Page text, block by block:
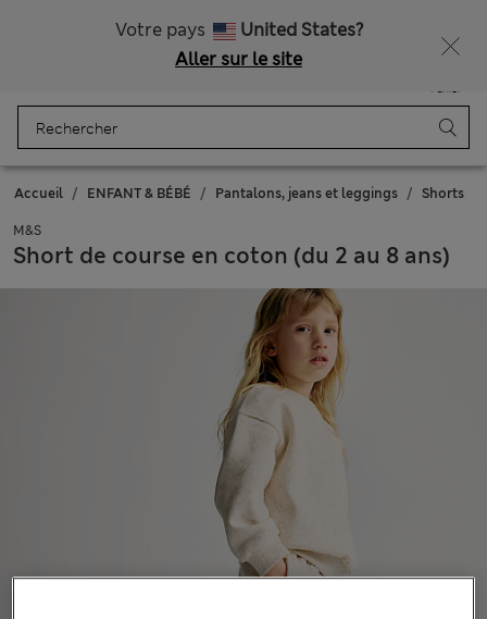
Votre pays
United States?
Aller sur le site
Panier
Accueil ENFANT & BÉBÉ Pantalons, jeans et leggings Shorts
M&S
Short de course en coton (du 2 au 8 ans)